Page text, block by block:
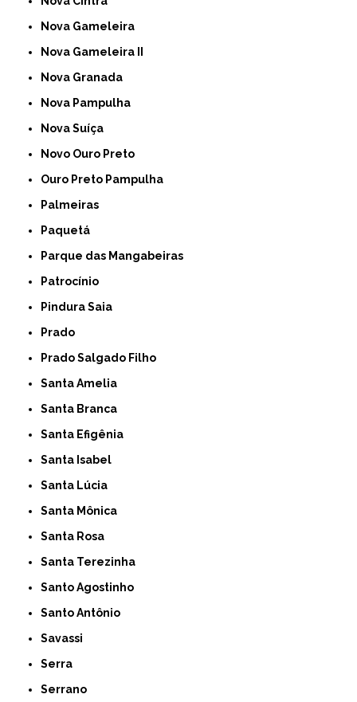
Nova Gameleira
Nova Gameleira II
Nova Granada
Nova Pampulha
Nova Suíça
Novo Ouro Preto
Ouro Preto Pampulha
Palmeiras
Paquetá
Parque das Mangabeiras
Patrocínio
Pindura Saia
Prado
Prado Salgado Filho
Santa Amelia
Santa Branca
Santa Efigênia
Santa Isabel
Santa Lúcia
Santa Mônica
Santa Rosa
Santa Terezinha
Santo Agostinho
Santo Antônio
Savassi
Serra
Serrano